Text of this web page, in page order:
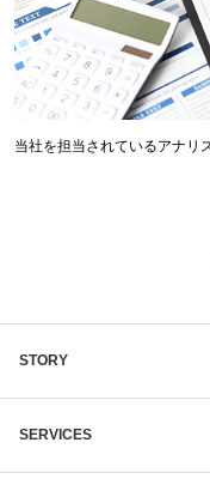
当社を担当されているアナリ
STORY
SERVICES